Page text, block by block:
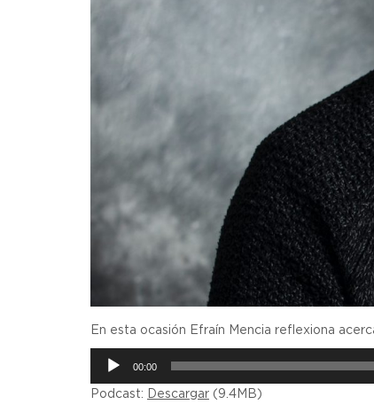
En esta ocasión Efraín Mencia reflexiona
Reproductor
audio
00:00
Podcast: Descargar (9.4MB)